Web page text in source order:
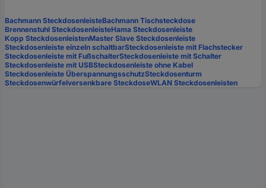
Bachmann SteckdosenleisteBachmann Tischsteckdose
Brennenstuhl SteckdosenleisteHama Steckdosenleiste
Kopp SteckdosenleistenMaster Slave Steckdosenleiste
Steckdosenleiste einzeln schaltbarSteckdosenleiste mit Flachstecker
Steckdosenleiste mit FußschalterSteckdosenleiste mit Schalter
Steckdosenleiste mit USBSteckdosenleiste ohne Kabel
Steckdosenleiste ÜberspannungsschutzSteckdosenturm
Steckdosenwürfelversenkbare SteckdoseWLAN Steckdosenleisten